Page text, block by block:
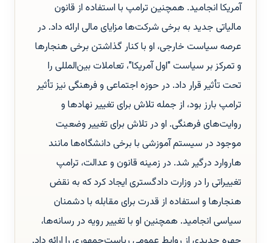
آمریکا انجامید. همچنین ترامپ با استفاده از قانون
مالیاتی جدید به برخی شرکت‌ها مزایای مالی ارائه داد. در
عرصه سیاست خارجی، او با کنار گذاشتن برخی هنجارها
و تمرکز بر سیاست "اول آمریکا"، تعاملات بین‌المللی را
تحت تأثیر قرار داد. در حوزه اجتماعی و فرهنگی نیز تأثیر
ترامپ بارز بود، از جمله تلاش برای تغییر نهادها و
روایت‌های فرهنگی. او در تلاش برای تغییر وضعیت
موجود در سیستم آموزشی با برخی دانشگاه‌ها مانند
هاروارد درگیر شد. در زمینه قانون و عدالت، ترامپ
تغییراتی را در وزارت دادگستری ایجاد کرد که به نقض
هنجارها و استفاده از قدرت برای مقابله با دشمنان
سیاسی انجامید. همچنین او با تغییر رویه در رسانه‌ها،